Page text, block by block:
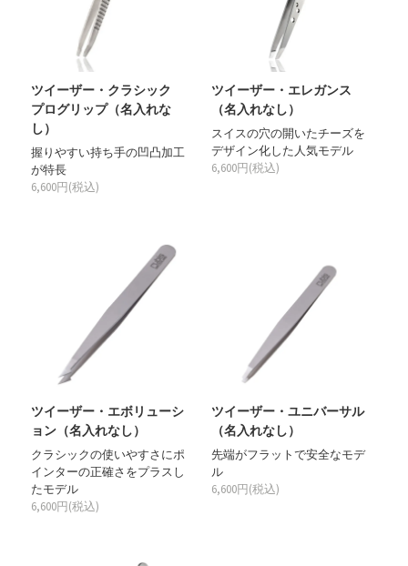
ツイーザー・クラシック
プログリップ（名入れな
し）
握りやすい持ち手の凹凸加工
が特長
6,600円(税込)
ツイーザー・エレガンス
（名入れなし）
スイスの穴の開いたチーズを
デザイン化した人気モデル
6,600円(税込)
ツイーザー・エボリューシ
ョン（名入れなし）
クラシックの使いやすさにポ
インターの正確さをプラスし
たモデル
6,600円(税込)
ツイーザー・ユニバーサル
（名入れなし）
先端がフラットで安全なモデ
ル
6,600円(税込)